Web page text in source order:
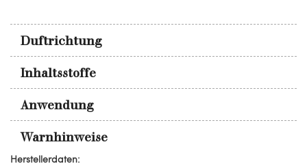
Duftrichtung
Inhaltsstoffe
Anwendung
Warnhinweise
Herstellerdaten: